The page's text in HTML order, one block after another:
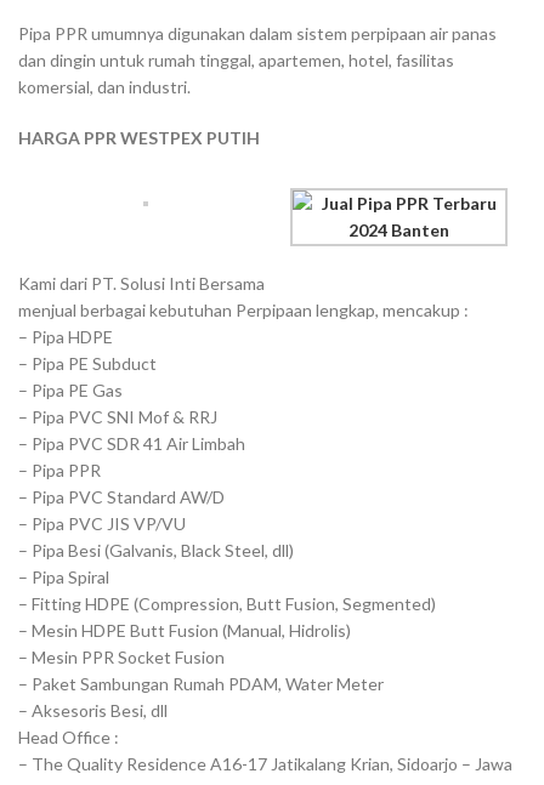
Pipa PPR umumnya digunakan dalam sistem perpipaan air panas
dan dingin untuk rumah tinggal, apartemen, hotel, fasilitas
komersial, dan industri.
HARGA PPR WESTPEX PUTIH
Kami dari PT. Solusi Inti Bersama
menjual berbagai kebutuhan Perpipaan lengkap, mencakup :
– Pipa HDPE
– Pipa PE Subduct
– Pipa PE Gas
– Pipa PVC SNI Mof & RRJ
– Pipa PVC SDR 41 Air Limbah
– Pipa PPR
– Pipa PVC Standard AW/D
– Pipa PVC JIS VP/VU
– Pipa Besi (Galvanis, Black Steel, dll)
– Pipa Spiral
– Fitting HDPE (Compression, Butt Fusion, Segmented)
– Mesin HDPE Butt Fusion (Manual, Hidrolis)
– Mesin PPR Socket Fusion
– Paket Sambungan Rumah PDAM, Water Meter
– Aksesoris Besi, dll
Head Office :
– The Quality Residence A16-17 Jatikalang Krian, Sidoarjo – Jawa